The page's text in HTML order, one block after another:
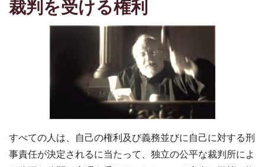
裁判を受ける権利
すべての人は、自己の権利及び義務並びに自己に対する刑
事責任が決定されるに当たって、独立の公平な裁判所によ